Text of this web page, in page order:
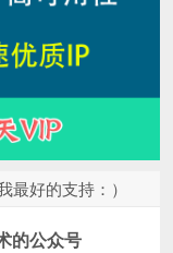
最好的支持：）
的公众号